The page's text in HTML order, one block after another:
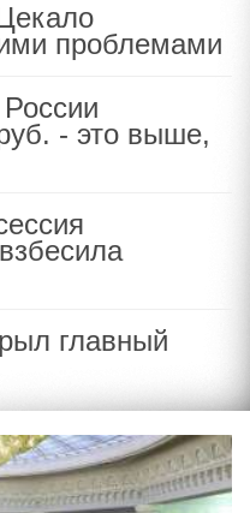
проблемами
- это выше,
главный